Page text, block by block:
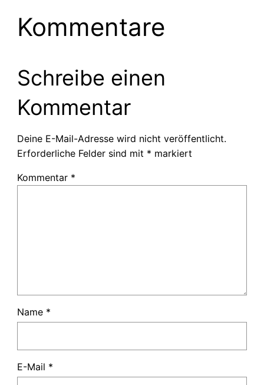
Kommentare
Schreibe einen
Kommentar
Deine E-Mail-Adresse wird nicht veröffentlicht.
Erforderliche Felder sind mit * markiert
Kommentar *
Name *
E-Mail *